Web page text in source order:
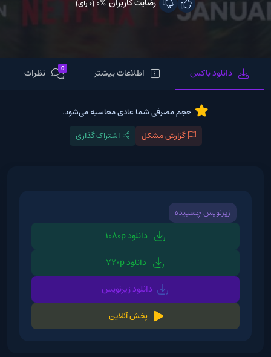
رضایت کاربران 0%(0 رای)
دانلود باکس اطلاعات بیشتر 0 نظرات
حجم مصرفی شما عادی محاسبه می‌شود.
گزارش مشکل
اشتراک گذاری
زیرنویس چسبیده
دانلود 1080p
دانلود 720p
دانلود زیرنویس
پخش آنلاین